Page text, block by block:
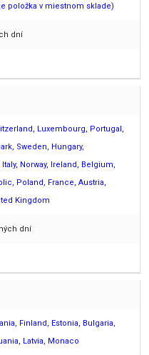
položka v miestnom sklade)
dní
Luxembourg, Portugal,
Sweden, Hungary,
Norway, Ireland, Belgium,
Poland, France, Austria,
Kingdom
dní
Finland, Estonia, Bulgaria,
Latvia, Monaco